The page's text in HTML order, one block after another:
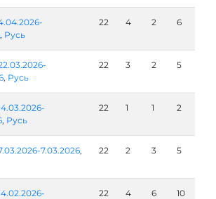
, Русь
22 4 2 6
, Русь
22 3 2 5
, Русь
22 1 1 2
7.03.2026,
22 2 3 5
22 4 6 10